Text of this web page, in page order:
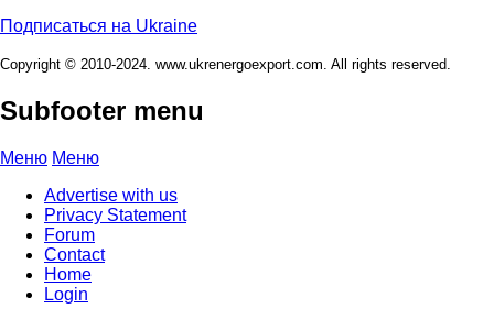
Подписаться на Ukraine
Copyright © 2010-2024. www.ukrenergoexport.com. All rights reserved.
Subfooter menu
Меню Меню
Advertise with us
Privacy Statement
Forum
Contact
Home
Login